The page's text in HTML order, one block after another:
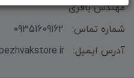
مهندس باقری
شماره تماس:
09351609162
آدرس ایمیل: